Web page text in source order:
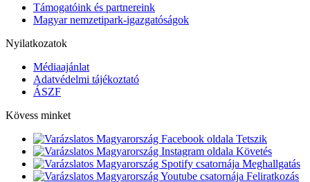
Támogatóink és partnereink
Magyar nemzetipark-igazgatóságok
Nyilatkozatok
Médiaajánlat
Adatvédelmi tájékoztató
ÁSZF
Kövess minket
Tetszik
Követés
Meghallgatás
Feliratkozás